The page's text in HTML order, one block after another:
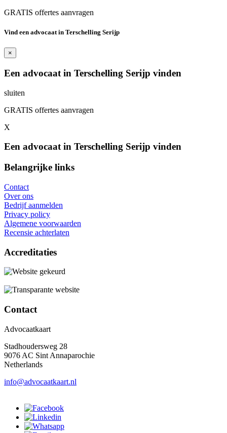
GRATIS offertes aanvragen
Vind een advocaat in Terschelling Serijp
×
Een advocaat in Terschelling Serijp vinden
sluiten
GRATIS offertes aanvragen
X
Een advocaat in Terschelling Serijp vinden
Belangrijke links
Contact
Over ons
Bedrijf aanmelden
Privacy policy
Algemene voorwaarden
Recensie achterlaten
Accreditaties
Contact
Advocaatkaart
Stadhoudersweg 28
9076 AC Sint Annaparochie
Netherlands
info@advocaatkaart.nl